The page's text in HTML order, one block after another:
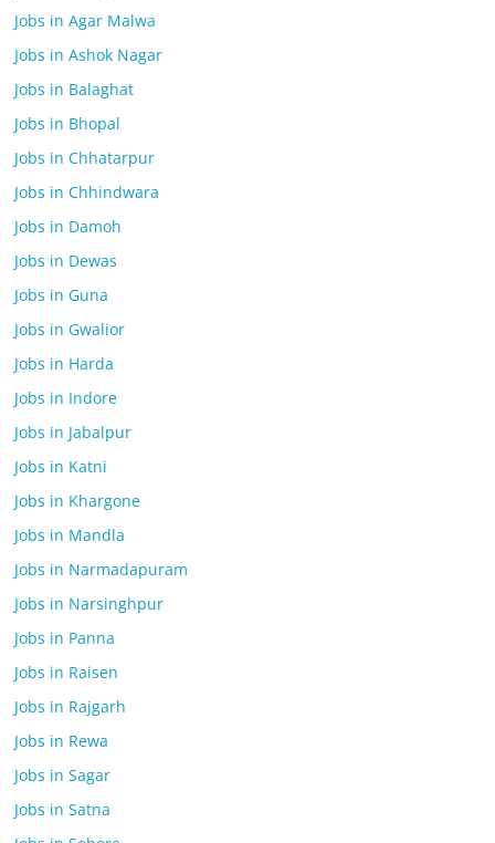
Jobs in Agar Malwa
Jobs in Ashok Nagar
Jobs in Balaghat
Jobs in Bhopal
Jobs in Chhatarpur
Jobs in Chhindwara
Jobs in Damoh
Jobs in Dewas
Jobs in Guna
Jobs in Gwalior
Jobs in Harda
Jobs in Indore
Jobs in Jabalpur
Jobs in Katni
Jobs in Khargone
Jobs in Mandla
Jobs in Narmadapuram
Jobs in Narsinghpur
Jobs in Panna
Jobs in Raisen
Jobs in Rajgarh
Jobs in Rewa
Jobs in Sagar
Jobs in Satna